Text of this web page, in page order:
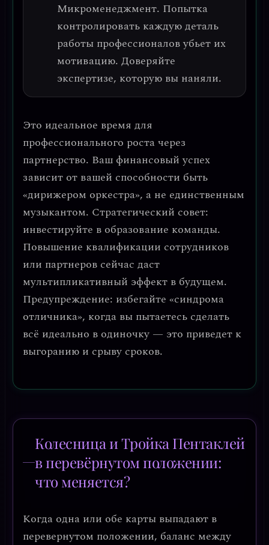
Микроменеджмент. Попытка
контролировать каждую деталь
работы профессионалов убьет их
мотивацию. Доверяйте
экспертизе, которую вы наняли.
Это идеальное время для
профессионального роста через
партнерство. Ваш финансовый успех
зависит от вашей способности быть
«дирижером оркестра», а не единственным
музыкантом. Стратегический совет:
инвестируйте в образование команды.
Повышение квалификации сотрудников
или партнеров сейчас даст
мультипликативный эффект в будущем.
Предупреждение: избегайте «синдрома
отличника», когда вы пытаетесь сделать
всё идеально в одиночку — это приведет к
выгоранию и срыву сроков.
Колесница и Тройка Пентаклей
в перевёрнутом положении:
что меняется?
Когда одна или обе карты выпадают в
перевернутом положении, баланс между